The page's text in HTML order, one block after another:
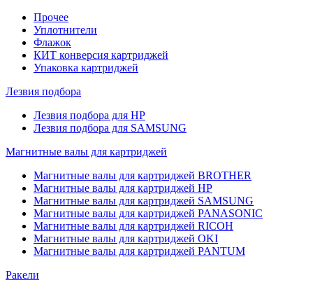
Прочее
Уплотнители
Флажок
КИТ конверсия картриджей
Упаковка картриджей
Лезвия подбора
Лезвия подбора для HP
Лезвия подбора для SAMSUNG
Магнитные валы для картриджей
Магнитные валы для картриджей BROTHER
Магнитные валы для картриджей HP
Магнитные валы для картриджей SAMSUNG
Магнитные валы для картриджей PANASONIC
Магнитные валы для картриджей RICOH
Магнитные валы для картриджей OKI
Магнитные валы для картриджей PANTUM
Ракели